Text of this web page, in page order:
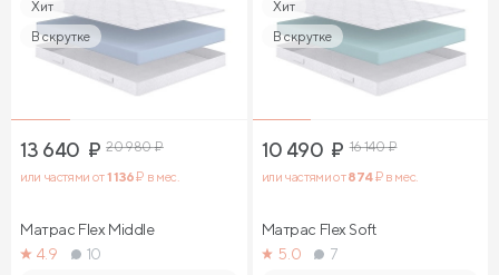
Хит
В скрутке
13 640 ₽ 20 980₽
или частями от1 136₽ в мес.
Матрас Flex Middle
4.9
10
Хит
В скрутке
10 490 ₽ 16 140₽
или частями от874₽ в мес.
Матрас Flex Soft
5.0
7